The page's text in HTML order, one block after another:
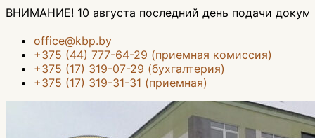
Перейти
содержимому
августа последний день подачи документов на
office@kbp.by
+375 (44) 777-64-29 (приемная комиссия)
+375 (17) 319-07-29 (бухгалтерия)
+375 (17) 319-31-31 (приемная)